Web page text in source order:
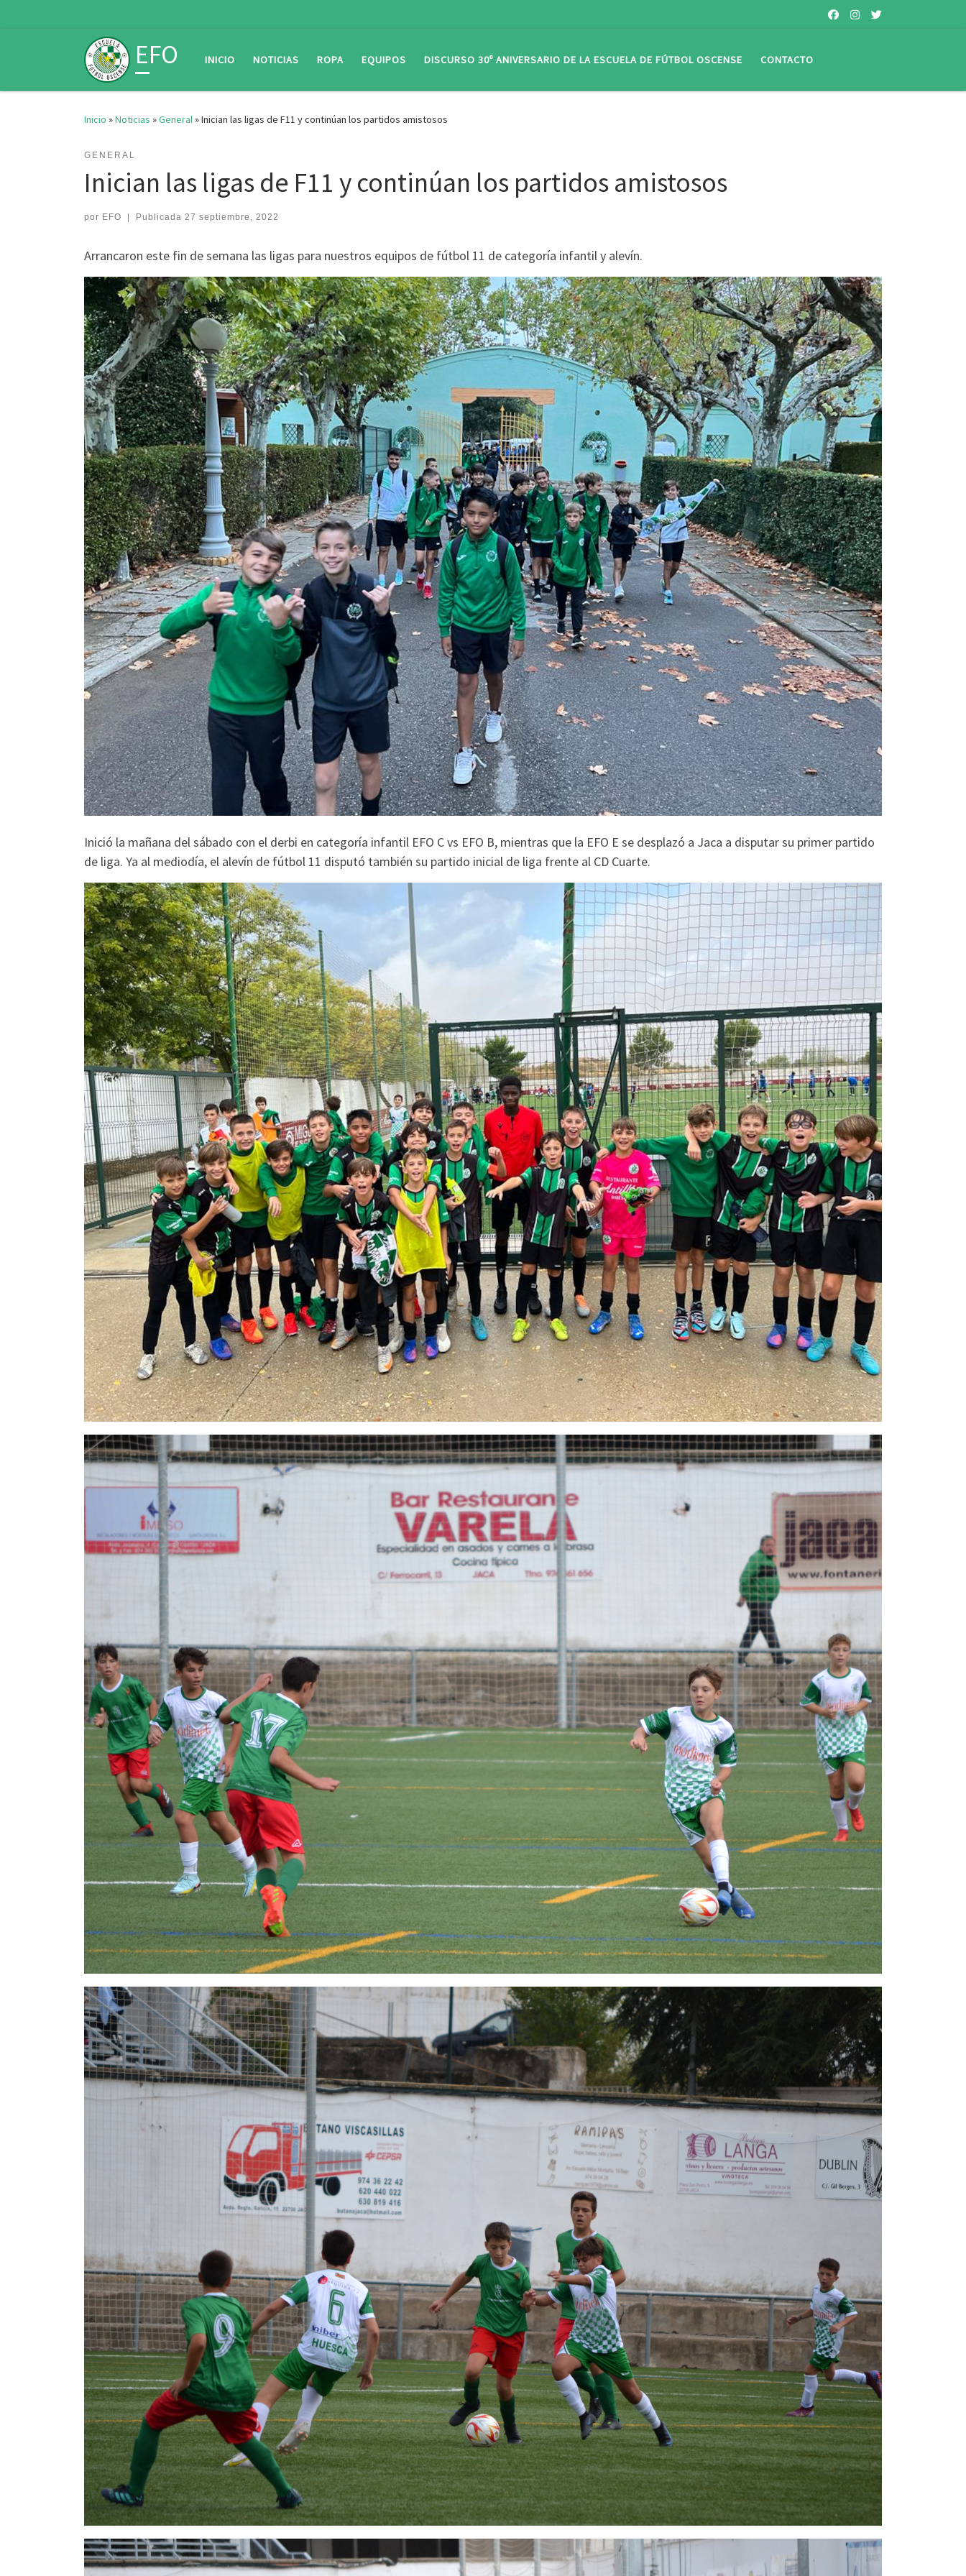
EFO INICIO NOTICIAS ROPA EQUIPOS DISCURSO 30º ANIVERSARIO DE LA ESCUELA DE FÚTBOL OSCENSE CONTACTO
Inicio »Noticias »General»Inician las ligas de F11 y continúan los partidos amistosos
GENERAL
Inician las ligas de F11 y continúan los partidos amistosos
por EFO Publicada 27 septiembre, 2022
Arrancaron este fin de semana las ligas para nuestros equipos de fútbol 11 de categoría infantil y alevín.
Inició la mañana del sábado con el derbi en categoría infantil EFO C vs EFO B, mientras que la EFO E se desplazó a Jaca a disputar su primer partido
de liga. Ya al mediodía, el alevín de fútbol 11 disputó también su partido inicial de liga frente al CD Cuarte.